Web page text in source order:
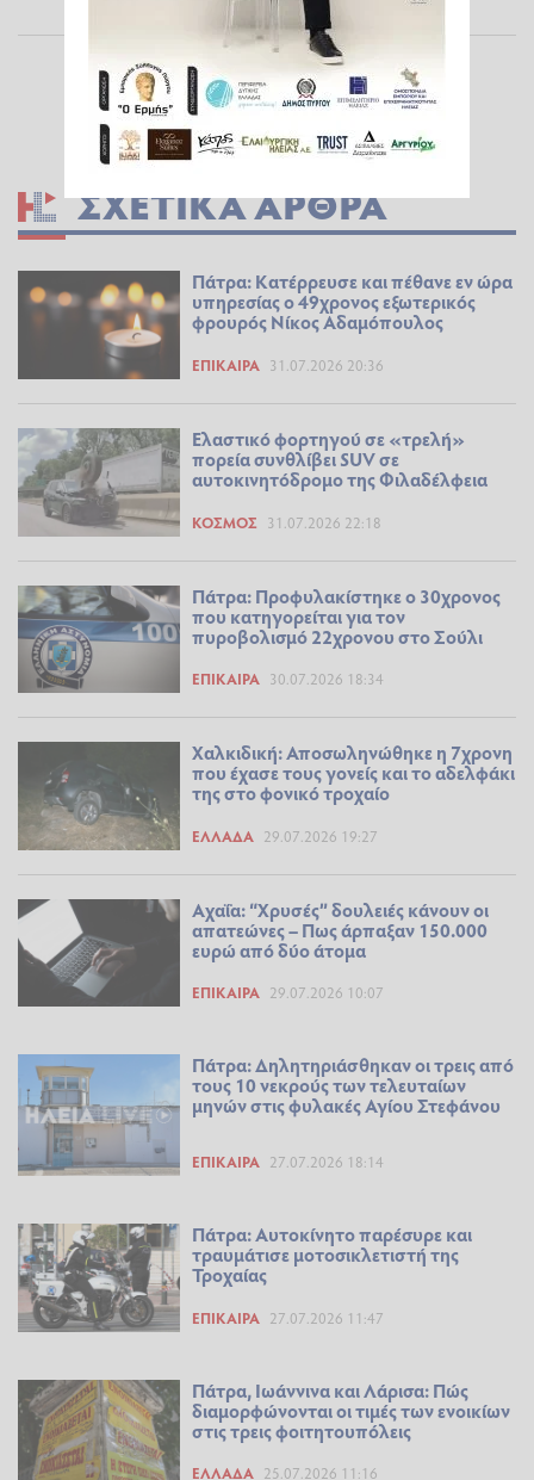
ΣΧΕΤΙΚΆ ΆΡΘΡΑ
Πάτρα: Κατέρρευσε και πέθανε εν ώρα
υπηρεσίας ο 49χρονος εξωτερικός
φρουρός Νίκος Αδαμόπουλος
ΕΠΊΚΑΙΡΑ 31.07.2026 20:36
Ελαστικό φορτηγού σε «τρελή»
πορεία συνθλίβει SUV σε
αυτοκινητόδρομο της Φιλαδέλφεια
ΚΌΣΜΟΣ 31.07.2026 22:18
Πάτρα: Προφυλακίστηκε ο 30χρονος
που κατηγορείται για τον
πυροβολισμό 22χρονου στο Σούλι
ΕΠΊΚΑΙΡΑ 30.07.2026 18:34
Χαλκιδική: Αποσωληνώθηκε η 7χρονη
που έχασε τους γονείς και το αδελφάκι
της στο φονικό τροχαίο
ΕΛΛΆΔΑ 29.07.2026 19:27
Αχαΐα: “Χρυσές” δουλειές κάνουν οι
απατεώνες – Πως άρπαξαν 150.000
ευρώ από δύο άτομα
ΕΠΊΚΑΙΡΑ 29.07.2026 10:07
Πάτρα: Δηλητηριάσθηκαν οι τρεις από
τους 10 νεκρούς των τελευταίων
μηνών στις φυλακές Αγίου Στεφάνου
ΕΠΊΚΑΙΡΑ 27.07.2026 18:14
Πάτρα: Αυτοκίνητο παρέσυρε και
τραυμάτισε μοτοσικλετιστή της
Τροχαίας
ΕΠΊΚΑΙΡΑ 27.07.2026 11:47
Πάτρα, Ιωάννινα και Λάρισα: Πώς
διαμορφώνονται οι τιμές των ενοικίων
στις τρεις φοιτητουπόλεις
ΕΛΛΆΔΑ 25.07.2026 11:16